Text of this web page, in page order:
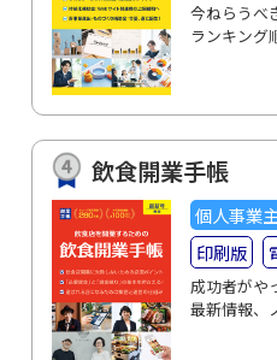
今ねらうべ
ランキング
飲食開業手帳
個人事業
印刷版
成功者がや
最新情報、